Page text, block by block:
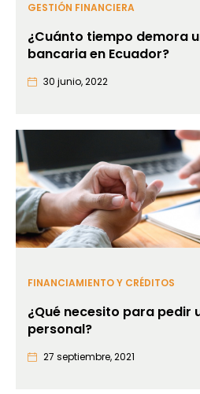
GESTIÓN FINANCIERA
¿Cuánto tiempo demora
bancaria en Ecuador?
30 junio, 2022
FINANCIAMIENTO Y CRÉDITOS
¿Qué necesito para pedir
personal?
27 septiembre, 2021